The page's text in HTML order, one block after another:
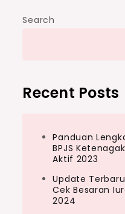
Search
Recent Posts
Panduan
BPJS
Aktif 2023
Update
Cek Besaran
2024